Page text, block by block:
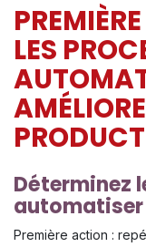
LES
Déterminez
Première action :